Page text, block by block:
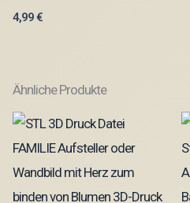
4,99€
Ähnliche Produkte